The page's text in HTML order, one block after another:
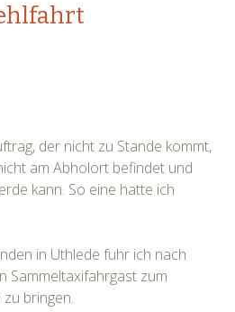
der nicht zu Stande kommt,
am Abholort befindet und
kann. So eine hatte ich
in Uthlede fuhr ich nach
Sammeltaxifahrgast zum
bringen.